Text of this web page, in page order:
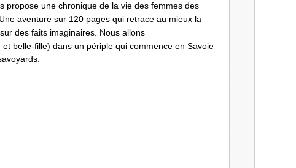
propose une chronique de la vie des femmes des
aventure sur 120 pages qui retrace au mieux la
des faits imaginaires. Nous allons
et belle-fille) dans un périple qui commence en Savoie